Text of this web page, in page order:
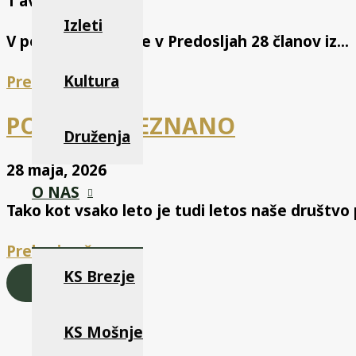
Izleti
Kultura
Druženja
O NAS
KS Brezje
KS Mošnje
V petek 3.julija si je v Predosljah 28 članov iz...
Preberi več
POHOD V NEZNANO
28 maja, 2026
Tako kot vsako leto je tudi letos naše društvo
Preberi več
LOAD MORE